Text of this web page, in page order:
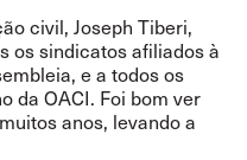
civil, Joseph Tiberi,
os sindicatos afiliados à
e a todos os
da OACI. Foi bom ver
anos, levando a